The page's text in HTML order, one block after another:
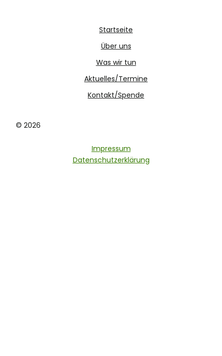
Startseite
Über uns
Was wir tun
Aktuelles/Termine
Kontakt/Spende
© 2026
Impressum
Datenschutzerklärung